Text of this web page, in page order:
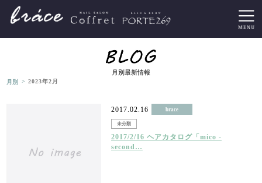
月別最新情報
月別> 2023年2月
2017.02.16 brace
未分類
2017/2/16 ヘアカタログ「mico -
second…